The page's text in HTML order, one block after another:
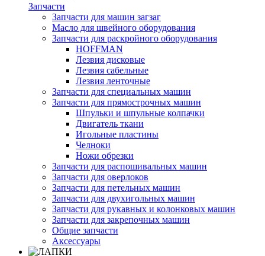
Запчасти
Запчасти для машин загзаг
Масло для швейного оборудования
Запчасти для раскройного оборудования
HOFFMAN
Лезвия дисковые
Лезвия сабельные
Лезвия ленточные
Запчасти для специальных машин
Запчасти для прямострочных машин
Шпульки и шпульные колпачки
Двигатель ткани
Игольные пластины
Челноки
Ножи обрезки
Запчасти для распошивальных машин
Запчасти для оверлоков
Запчасти для петельных машин
Запчасти для двухигольных машин
Запчасти для рукавных и колонковых машин
Запчасти для закрепочных машин
Общие запчасти
Аксессуары